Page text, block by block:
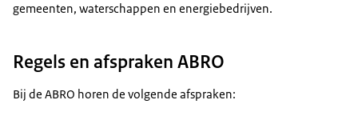
gemeenten, waterschappen en energiebedrijven.
Regels en afspraken ABRO
Bij de ABRO horen de volgende afspraken: